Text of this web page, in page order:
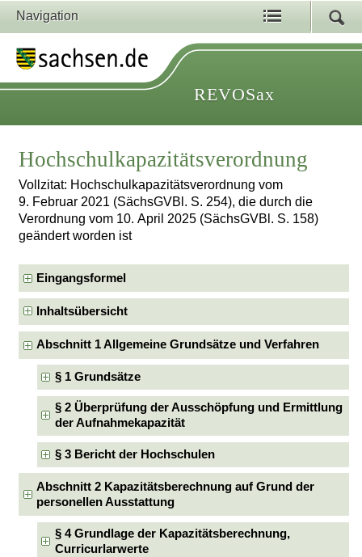
Navigation
REVOSax
Hochschulkapazitätsverordnung
Vollzitat: Hochschulkapazitätsverordnung vom
9. Februar 2021 (SächsGVBl. S. 254), die durch die
Verordnung vom 10. April 2025 (SächsGVBl. S. 158)
geändert worden ist
Eingangsformel
Inhaltsübersicht
Abschnitt 1 Allgemeine Grundsätze und Verfahren
§ 1 Grundsätze
§ 2 Überprüfung der Ausschöpfung und Ermittlung
der Aufnahmekapazität
§ 3 Bericht der Hochschulen
Abschnitt 2 Kapazitätsberechnung auf Grund der
personellen Ausstattung
§ 4 Grundlage der Kapazitätsberechnung,
Curricurlarwerte